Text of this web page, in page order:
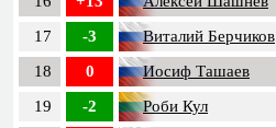
17
-3 Виталий Берчиков
18
0 Иосиф Ташаев
19
-2 Роби Кул